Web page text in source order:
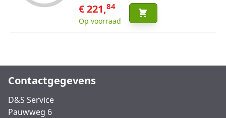
€ 221,84
Op voorraad
Contactgegevens
D&S Service
Pauwweg 6